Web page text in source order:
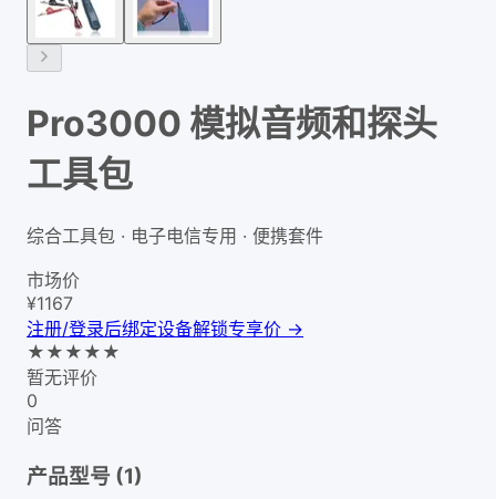
Pro3000 模拟音频和探头
工具包
综合工具包 · 电子电信专用 · 便携套件
市场价
¥1167
注册/登录后绑定设备解锁专享价 →
★ ★ ★ ★ ★
暂无评价
0
问答
产品型号 (1)